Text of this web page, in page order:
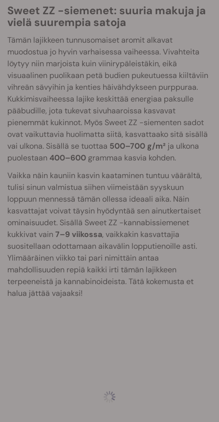
Sweet ZZ -siemenet: suuria makuja ja
vielä suurempia satoja
Tämän lajikkeen tunnusomaiset aromit alkavat
muodostua jo hyvin varhaisessa vaiheessa. Vivahteita
löytyy niin marjoista kuin viinirypäleistäkin, eikä
visuaalinen puolikaan petä budien pukeutuessa kiiltäviin
vihreän sävyihin ja kenties häivähdykseen purppuraa.
Kukkimisvaiheessa lajike keskittää energiaa paksulle
pääbudille, jota tukevat sivuhaaroissa kasvavat
pienemmät kukinnot. Myös Sweet ZZ -siementen sadot
ovat vaikuttavia huolimatta siitä, kasvattaako sitä sisällä
vai ulkona. Sisällä se tuottaa 500–700 g/m² ja ulkona
puolestaan 400–600 grammaa kasvia kohden.
Vaikka näin kauniin kasvin kaataminen tuntuu väärältä,
tulisi sinun valmistua siihen viimeistään syyskuun
loppuun mennessä tämän ollessa ideaali aika. Näin
kasvattajat voivat täysin hyödyntää sen ainutkertaiset
ominaisuudet. Sisällä Sweet ZZ -kannabissiemenet
kukkivat vain 7–9 viikossa, vaikkakin kasvattajia
suositellaan odottamaan aikavälin lopputienoille asti.
Ylimääräinen viikko tai pari nimittäin antaa
mahdollisuuden repiä kaikki irti tämän lajikkeen
terpeeneistä ja kannabinoideista. Tätä kokemusta et
halua jättää vajaaksi!